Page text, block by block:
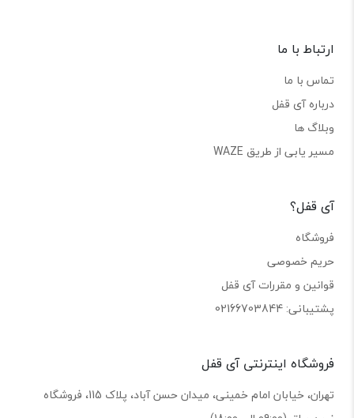
ارتباط با ما
تماس با ما
درباره آی قفل
وبلاگ ها
مسیر یابی از طریق WAZE
آی قفل؟
فروشگاه
حریم خصوصی
قوانین و مقررات آی قفل
پشتیبانی: 02166703844
فروشگاه اینترنتی آی قفل
تهران، خیابان امام خمینی، میدان حسن آباد، پلاک 115، فروشگاه